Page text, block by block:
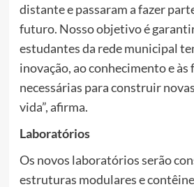
distante e passaram a fazer
futuro. Nosso objetivo é
estudantes da rede municipal
inovação, ao conhecimento e
necessárias para construir
vida”, afirma.
Laboratórios
Os novos laboratórios serão
estruturas modulares e